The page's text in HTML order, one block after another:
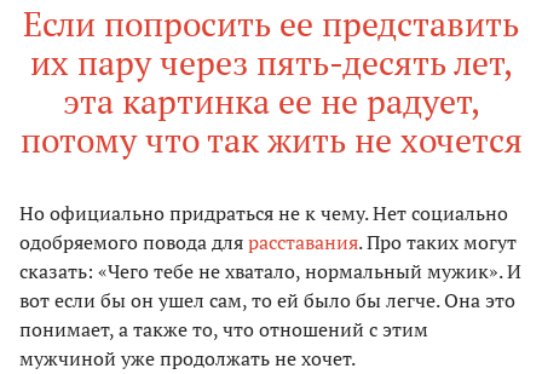
Если попросить ее представить
их пару через пять-десять лет,
эта картинка ее не радует,
потому что так жить не хочется
Но официально придраться не к чему. Нет социально
одобряемого повода длярасставания. Про таких могут
сказать: «Чего тебе не хватало, нормальный мужик». И
вот если бы он ушел сам, то ей было бы легче. Она это
понимает, а также то, что отношений с этим
мужчиной уже продолжать не хочет.